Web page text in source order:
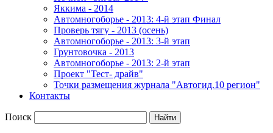
Яккима - 2014
Автомногоборье - 2013: 4-й этап Финал
Проверь тягу - 2013 (осень)
Автомногоборье - 2013: 3-й этап
Грунтовочка - 2013
Автомногоборье - 2013: 2-й этап
Проект "Тест- драйв"
Точки размещения журнала "Автогид.10 регион"
Контакты
Поиск